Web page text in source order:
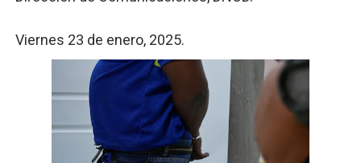
Viernes 23 de enero, 2025.